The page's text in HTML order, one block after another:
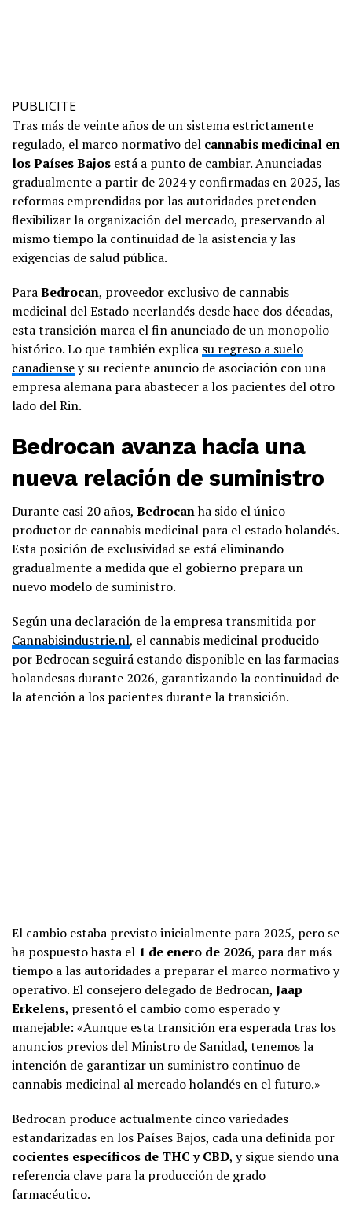
PUBLICITE
Tras más de veinte años de un sistema estrictamente
regulado, el marco normativo del cannabis medicinal en
los Países Bajos está a punto de cambiar. Anunciadas
gradualmente a partir de 2024 y confirmadas en 2025, las
reformas emprendidas por las autoridades pretenden
flexibilizar la organización del mercado, preservando al
mismo tiempo la continuidad de la asistencia y las
exigencias de salud pública.
ParaBedrocan, proveedor exclusivo de cannabis
medicinal del Estado neerlandés desde hace dos décadas,
esta transición marca el fin anunciado de un monopolio
histórico. Lo que también explica su regreso a suelo
canadiensey su reciente anuncio de asociación con una
empresa alemana para abastecer a los pacientes del otro
lado del Rin.
Bedrocan avanza hacia una
nueva relación de suministro
Durante casi 20 años, Bedrocanha sido el único
productor de cannabis medicinal para el estado holandés.
Esta posición de exclusividad se está eliminando
gradualmente a medida que el gobierno prepara un
nuevo modelo de suministro.
Según una declaración de la empresa transmitida por
Cannabisindustrie.nl, el cannabis medicinal producido
por Bedrocan seguirá estando disponible en las farmacias
holandesas durante 2026, garantizando la continuidad de
la atención a los pacientes durante la transición.
El cambio estaba previsto inicialmente para 2025, pero se
ha pospuesto hasta el 1 de enero de 2026, para dar más
tiempo a las autoridades a preparar el marco normativo y
operativo. El consejero delegado de Bedrocan, Jaap
Erkelens, presentó el cambio como esperado y
manejable: «Aunque esta transición era esperada tras los
anuncios previos del Ministro de Sanidad, tenemos la
intención de garantizar un suministro continuo de
cannabis medicinal al mercado holandés en el futuro.»
Bedrocan produce actualmente cinco variedades
estandarizadas en los Países Bajos, cada una definida por
cocientes específicos de THC y CBD, y sigue siendo una
referencia clave para la producción de grado
farmacéutico.